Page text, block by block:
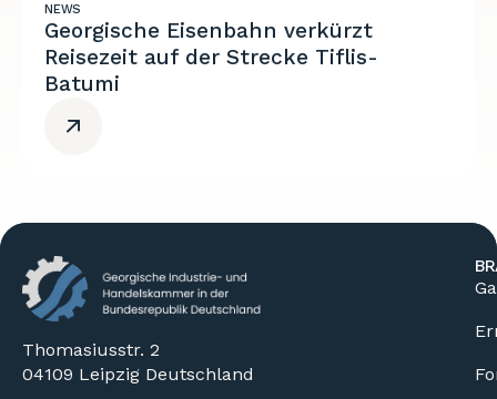
NEWS
Georgische Eisenbahn verkürzt
Reisezeit auf der Strecke Tiflis-
Batumi
Thomasiusstr. 2
04109 Leipzig Deutschland